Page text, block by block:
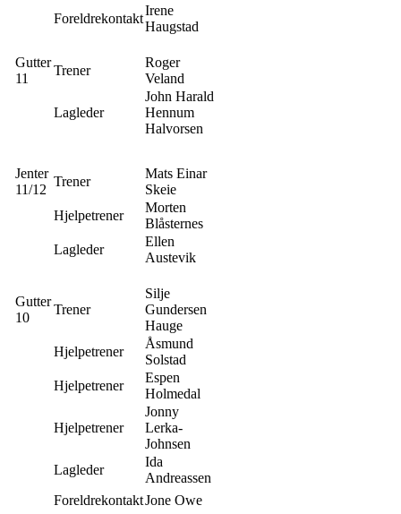
Foreldrekontakt
Irene
Haugstad
Gutter
11
Trener
Roger
Veland
Lagleder
John Harald
Hennum
Halvorsen
Jenter
11/12
Trener
Mats Einar
Skeie
Hjelpetrener
Morten
Blåsternes
Lagleder
Ellen
Austevik
Gutter
10
Trener
Silje
Gundersen
Hauge
Hjelpetrener
Åsmund
Solstad
Hjelpetrener
Espen
Holmedal
Hjelpetrener
Jonny
Lerka-
Johnsen
Lagleder
Ida
Andreassen
ForeldrekontaktJone Owe